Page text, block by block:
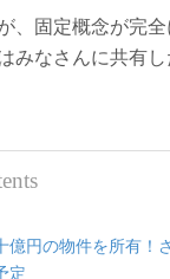
、固定概念が完
みなさんに共有
億円の物件を所有！
定